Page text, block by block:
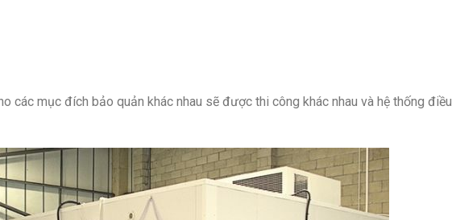
các mục đích bảo quản khác nhau sẽ được thi công khác nhau và hệ thống điều